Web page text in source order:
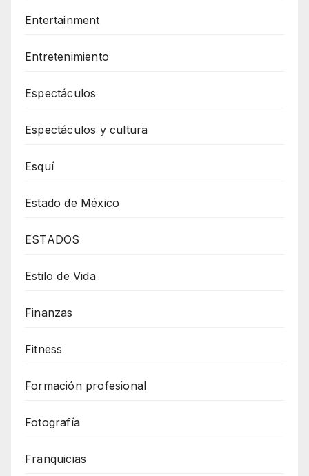
Entertainment
Entretenimiento
Espectáculos
Espectáculos y cultura
Esquí
Estado de México
ESTADOS
Estilo de Vida
Finanzas
Fitness
Formación profesional
Fotografía
Franquicias